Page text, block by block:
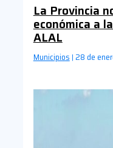
La Provincia
económica a
ALAL
Municipios | 28 de